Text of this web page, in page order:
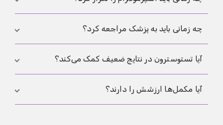
به‌خصوص وقتی نتیجه غیرطبیعی باشد یا شرایط پایدار
قبل از آن، دلیل خوبی برای تکرار هستند.
چه زمانی باید به پزشک مراجعه کرد؟
اگر بعد از بیش از یک سال رابطهٔ منظم و بدون پیشگیری
بیضه، عفونت‌های قبلی، درمان هورمونی یا عوامل خطر
روشن وجود داشته باشد، بهتر است زودتر مراجعه شود.
آیا تستوسترون در نتایج ضعیف کمک می‌کند؟
معمولاً نه. تستوسترون خارجی حتی می‌تواند تولید طبیعی
آیا مکمل‌ها ارزشش را دارند؟